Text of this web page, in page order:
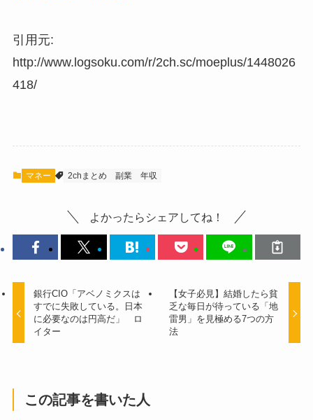
引用元:
http://www.logsoku.com/r/2ch.sc/moeplus/1448026
418/
マネー 2chまとめ 副業 年収
よかったらシェアしてね！
銀行CIO「アベノミクスは
すでに失敗している。日本
に必要なのは円高だ」 ロ
イター
【女子必見】結婚したら貧
乏な毎日が待っている「地
雷男」を見極める7つの方
法
この記事を書いた人